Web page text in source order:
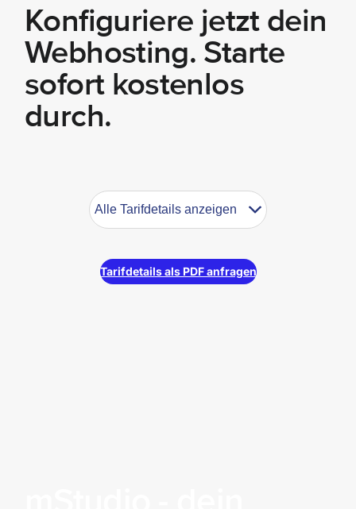
Konfiguriere jetzt dein
Webhosting. Starte
sofort kostenlos
durch.
Alle Tarifdetails anzeigen
Tarifdetails
Webhosting
Tarifdetails als PDF anfragen